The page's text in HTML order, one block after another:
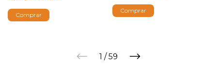
1 / 59